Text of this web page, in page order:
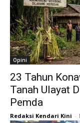
Opini
23 Tahun
Tanah Ulayat
Pemda
Redaksi Kendari Kini -